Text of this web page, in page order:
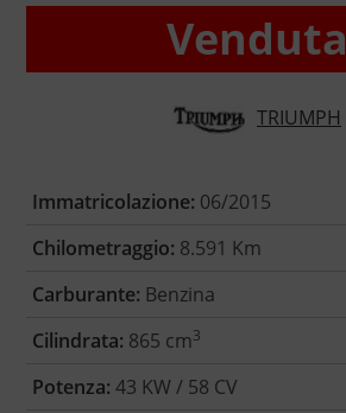
Venduta
TRIUMPH
Immatricolazione: 06/2015
Chilometraggio: 8.591 Km
Carburante: Benzina
Cilindrata: 865 cm3
Potenza: 43 KW / 58 CV